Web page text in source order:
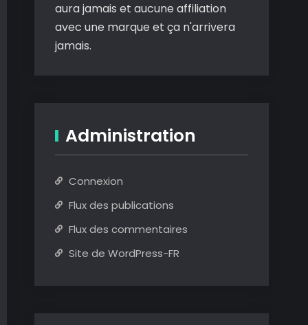
aura jamais et aucune affiliation
avec une marque et ça n'arrivera
jamais.
Administration
Connexion
Flux des publications
Flux des commentaires
Site de WordPress-FR